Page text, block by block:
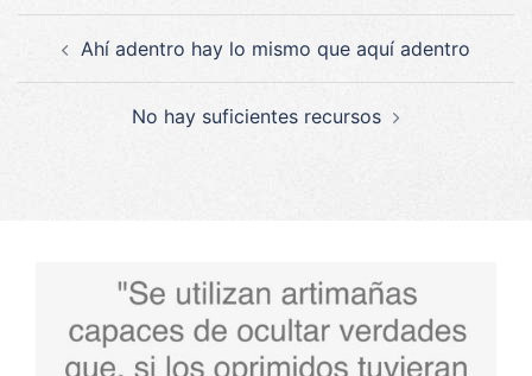
Ahí adentro hay lo mismo que aquí adentro
No hay suficientes recursos